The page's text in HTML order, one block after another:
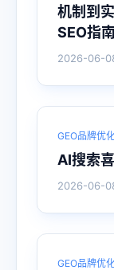
机制到
SEO指南
2026-06-
GEO品牌优
AI搜索
2026-06-
GEO品牌优